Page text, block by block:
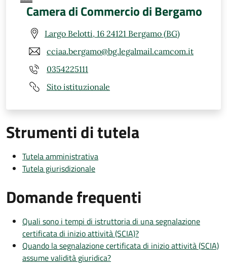
Camera di Commercio di Bergamo
Largo Belotti, 16 24121 Bergamo (BG)
cciaa.bergamo@bg.legalmail.camcom.it
0354225111
Sito istituzionale
Strumenti di tutela
Tutela amministrativa
Tutela giurisdizionale
Domande frequenti
Quali sono i tempi di istruttoria di una segnalazione
certificata di inizio attività (SCIA)?
Quando la segnalazione certificata di inizio attività (SCIA)
assume validità giuridica?